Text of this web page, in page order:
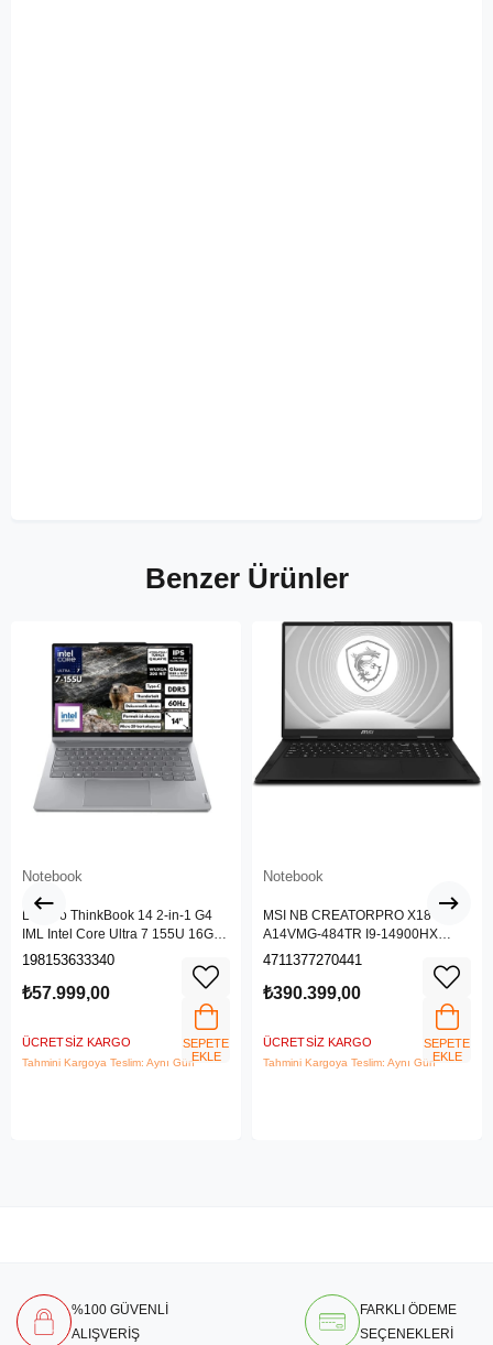
Benzer Ürünler
Notebook
Lenovo ThinkBook 14 2-in-1 G4
IML Intel Core Ultra 7 155U 16GB
512GB SSD 14" WUXGA IPS
Panel Freedos Dokunmatik Ekran
Laptop 21MX002VTR
198153633340
₺57.999,00
ÜCRETSIZ KARGO
Tahmini Kargoya Teslim: Aynı Gün
SEPETE
EKLE
Notebook
MSI NB CREATORPRO X18 HX
A14VMG-484TR I9-14900HX
128GB DDR5 RTX5000 ADA
GDDR6 16GB 4TB SSD 18.0
UHD+
4711377270441
₺390.399,00
ÜCRETSIZ KARGO
Tahmini Kargoya Teslim: Aynı Gün
SEPETE
EKLE
%100 GÜVENLİ
ALIŞVERİŞ
FARKLI ÖDEME
SEÇENEKLERİ